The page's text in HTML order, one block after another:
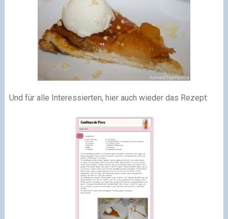
Und für alle Interessierten, hier auch wieder das Rezept: